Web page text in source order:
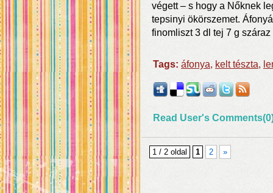
végett – s hogy a Nőknek
tepsinyi ökörszemet.
finomliszt 3 dl tej 7 g
Tags: áfonya, kelt tészta,
Read User's
1 / 2 oldal 1 2 »